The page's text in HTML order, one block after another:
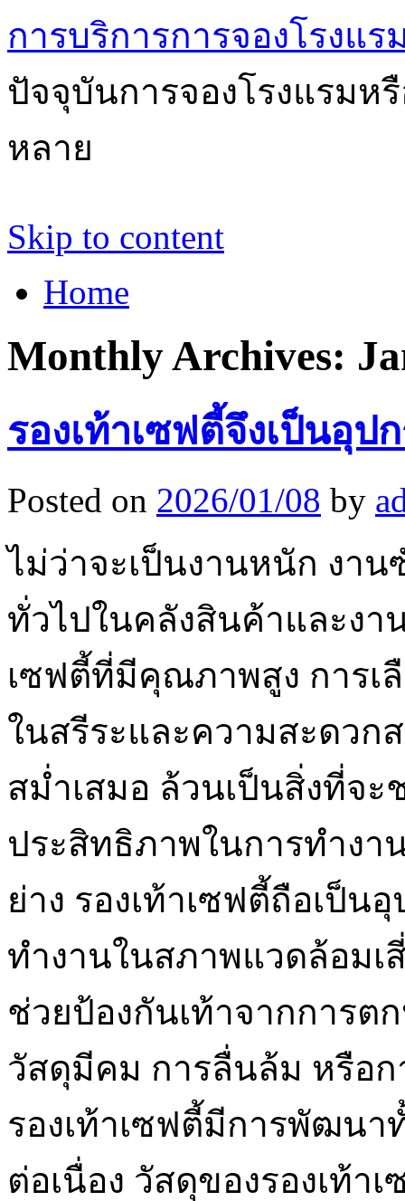
การบริการการจองโรงแ
ปัจจุบันการจองโรงแรมห
หลาย
Skip to content
Home
Monthly Archives:
รองเท้าเซฟตี้จึงเป็นอุ
Posted on 2026/01/08 by
ไม่ว่าจะเป็นงานหนัก งา
ทั่วไปในคลังสินค้าและงา
เซฟตี้ที่มีคุณภาพสูง การเ
ในสรีระและความสะดวก
สม่ำเสมอ ล้วนเป็นสิ่งที่จ
ประสิทธิภาพในการทำง
ย่าง รองเท้าเซฟตี้ถือเป็
ทำงานในสภาพแวดล้อมเ
ช่วยป้องกันเท้าจากการต
วัสดุมีคม การลื่นล้ม หรือก
รองเท้าเซฟตี้มีการพัฒนา
ต่อเนื่อง วัสดุของรองเท้